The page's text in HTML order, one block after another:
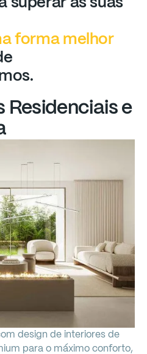
forma melhor
Residenciais e
design de interiores de
para o máximo conforto,